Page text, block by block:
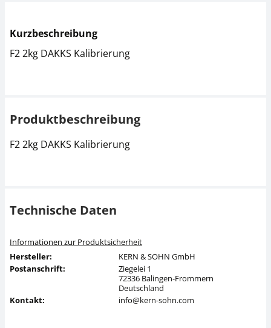
Kurzbeschreibung
F2 2kg DAKKS Kalibrierung
Produktbeschreibung
F2 2kg DAKKS Kalibrierung
Technische Daten
Informationen zur Produktsicherheit
Hersteller:
KERN & SOHN GmbH
Postanschrift:
Ziegelei 1
72336 Balingen-Frommern
Deutschland
Kontakt:
info@kern-sohn.com